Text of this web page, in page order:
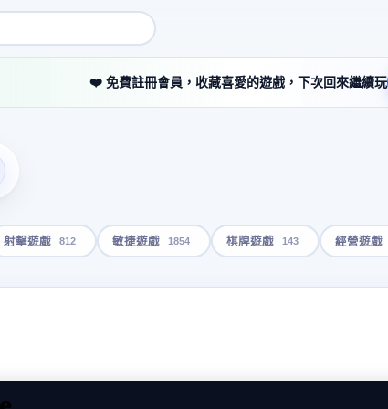
❤️ 免費註冊會員，收藏喜愛的遊戲，下次回來繼續玩
射擊遊戲 812 敏捷遊戲 1854 棋牌遊戲 143 經營遊戲